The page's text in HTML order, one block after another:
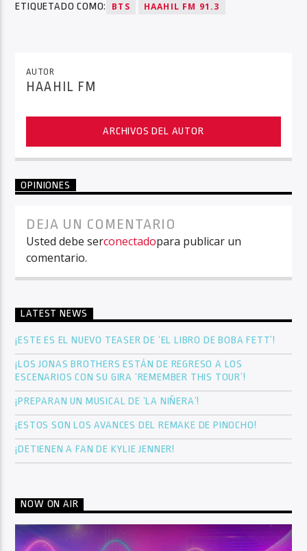
ETIQUETADO COMO: BTS HAAHIL FM 91.3
AUTOR
HAAHIL FM
ARCHIVOS DEL AUTOR
OPINIONES
DEJA UN COMENTARIO
Usted debe serconectadopara publicar un
comentario.
LATEST NEWS
¡ESTE ES EL NUEVO TEASER DE ‘EL LIBRO DE BOBA FETT’!
¡LOS JONAS BROTHERS ESTÁN DE REGRESO A LOS
ESCENARIOS CON SU GIRA ‘REMEMBER THIS TOUR’!
¡PREPARAN UN MUSICAL DE ‘LA NIÑERA’!
¡ESTOS SON LOS AVANCES DEL REMAKE DE PINOCHO!
¡DETIENEN A FAN DE KYLIE JENNER!
NOW ON AIR